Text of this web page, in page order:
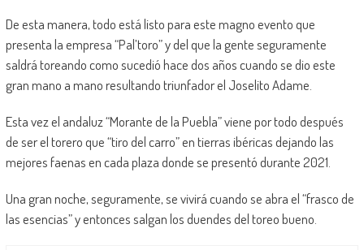
De esta manera, todo está listo para este magno evento que
presenta la empresa “Pal’toro” y del que la gente seguramente
saldrá toreando como sucedió hace dos años cuando se dio este
gran mano a mano resultando triunfador el Joselito Adame.
Esta vez el andaluz “Morante de la Puebla” viene por todo después
de ser el torero que “tiro del carro” en tierras ibéricas dejando las
mejores faenas en cada plaza donde se presentó durante 2021.
Una gran noche, seguramente, se vivirá cuando se abra el “frasco de
las esencias” y entonces salgan los duendes del toreo bueno.